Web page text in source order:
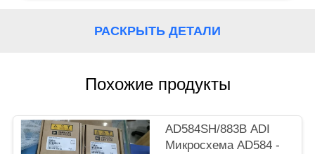
ПОЛИТИКА
КОНФИДЕНЦИАЛЬНОСТИ
РАСКРЫТЬ ДЕТАЛИ
Похожие продукты
AD584SH/883B ADI
Микросхема AD584 -